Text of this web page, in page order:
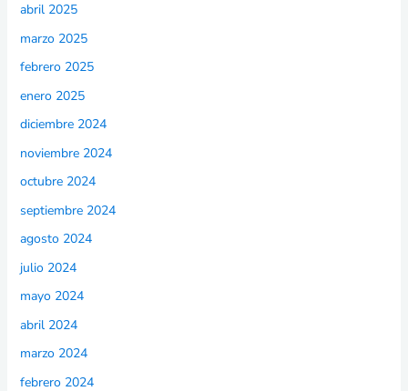
abril 2025
marzo 2025
febrero 2025
enero 2025
diciembre 2024
noviembre 2024
octubre 2024
septiembre 2024
agosto 2024
julio 2024
mayo 2024
abril 2024
marzo 2024
febrero 2024